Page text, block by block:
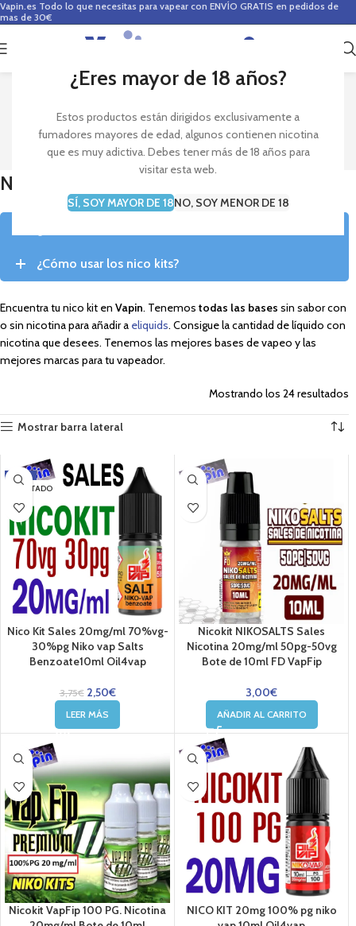
¿Eres mayor de 18 años?
Estos productos están dirigidos exclusivamente a
fumadores mayores de edad, algunos contienen nicotina
que es muy adictiva. Debes tener más de 18 años para
visitar esta web.
SÍ, SOY MAYOR DE 18NO, SOY MENOR DE 18
Vapin.es Todo lo que necesitas para vapear con ENVÍO GRATIS en pedidos de
mas de 30€
0
NICO KITS
Nico kits
¿Cómo usar los nico kits?
Encuentra tu nico kit en Vapin. Tenemos todas las bases sin sabor con
o sin nicotina para añadir a eliquids. Consigue la cantidad de líquido con
nicotina que desees. Tenemos las mejores bases de vapeo y las
mejores marcas para tu vapeador.
Mostrando los 24 resultados
Mostrar barra lateral
-33%
AGOTADO
Nico Kit Sales 20mg/ml 70%vg-
30%pg Niko vap Salts
Benzoate10ml Oil4vap
3,75€ 2,50€
LEER MÁS
Nicokit NIKOSALTS Sales
Nicotina 20mg/ml 50pg-50vg
Bote de 10ml FD VapFip
3,00€
AÑADIR AL CARRITO
Nicokit VapFip 100 PG. Nicotina
NICO KIT 20mg 100% pg niko